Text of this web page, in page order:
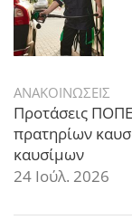
ΑΝΑΚΟΙΝΩΣΕΙΣ
Προτάσεις
πρατηρίων
καυσίμων
24 Ιούλ. 2026